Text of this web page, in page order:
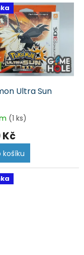
Ultra Sun
(1 ks)
Kč
košíku